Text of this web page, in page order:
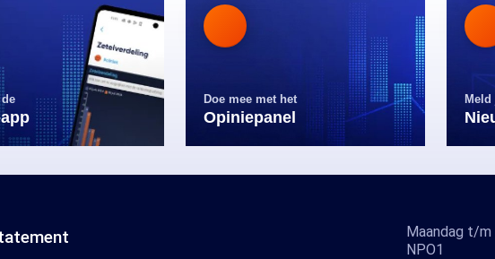
Doe mee met het
Opiniepanel
Maandag t/m
NPO1